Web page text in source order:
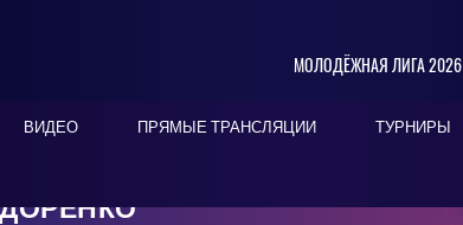
МОЛОДЁЖНАЯ ЛИГА 2026
ВИДЕО ПРЯМЫЕ ТРАНСЛЯЦИИ ТУРНИРЫ